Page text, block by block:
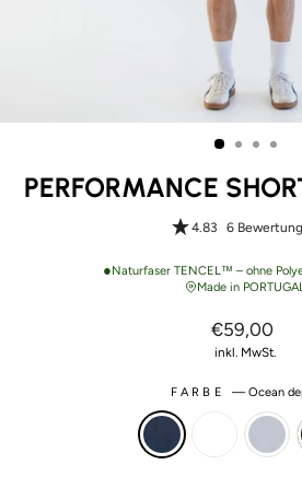
PERFORMANCE
4.83 6
●Naturfaser TENCEL™ – ohne
Made in
Normaler
Preis
€59,00
inkl. MwSt.
FARBE—Ocean